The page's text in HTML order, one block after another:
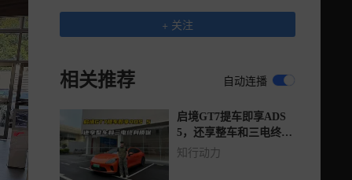
+ 关注
相关推荐 自动连播
启境GT7提车即享ADS
5，还享整车和三电终身
质保
知行动力